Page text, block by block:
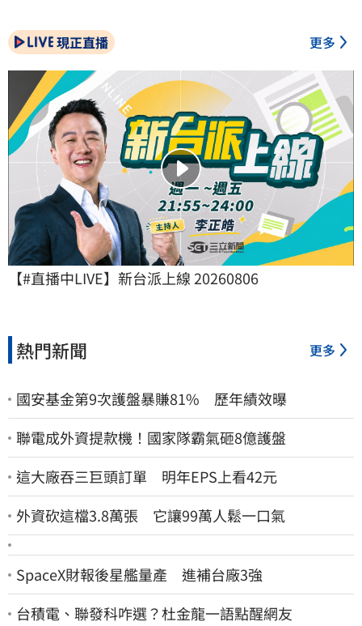
現正直播 更多
【#直播中LIVE】新台派上線 20260806
熱門新聞 更多
國安基金第9次護盤暴賺81% 歷年績效曝
聯電成外資提款機！國家隊霸氣砸8億護盤
這大廠吞三巨頭訂單 明年EPS上看42元
外資砍這檔3.8萬張 它讓99萬人鬆一口氣
SpaceX財報後星艦量產 進補台廠3強
台積電、聯發科咋選？杜金龍一語點醒網友